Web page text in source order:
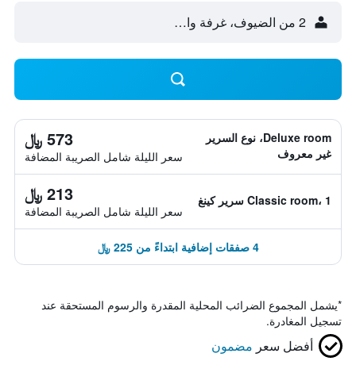
2 من الضيوف، غرفة واحدة
Deluxe room، نوع السرير
غير معروف
573 ﷼
سعر الليلة شامل الصريبة المضافة
Classic room، 1 سرير كينغ 213 ﷼
سعر الليلة شامل الصريبة المضافة
4 صفقات إضافية ابتداءً من 225 ﷼
*يشمل المجموع الضرائب المحلية المقدرة والرسوم المستحقة عند
تسجيل المغادرة.
أفضل سعر مضمون